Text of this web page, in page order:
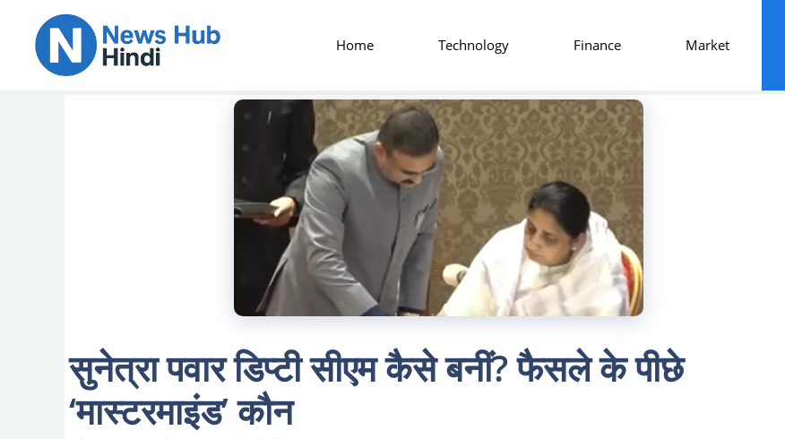
content
Home Technology Finance Market
सुनेत्रा पवार डिप्टी सीएम कैसे बनीं? फैसले के पीछे
‘मास्टरमाइंड’ कौन